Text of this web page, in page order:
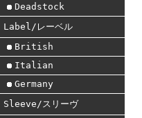
Deadstock
Label/レーベル
British
Italian
Germany
Sleeve/スリーヴ